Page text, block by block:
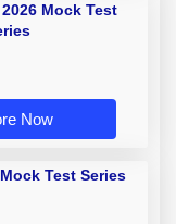
Mock Test
Now
Test Series